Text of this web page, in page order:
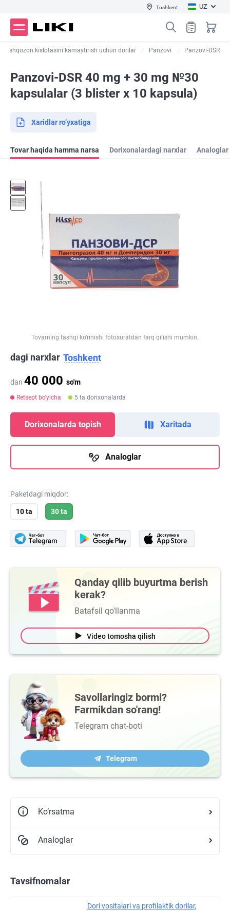
Toshkent UZ
Oshqozon kislotasini kamaytirish uchun dorilar Panzovi Panzovi-DSR
Panzovi-DSR 40 mg + 30 mg №30
kapsulalar (3 blister х 10 kapsula)
Xaridlar ro‘yxatiga
Tovar haqida hamma narsa Dorixonalardagi narxlar Analoglar
Tovarning tashqi ko‘rinishi fotosuratdan farq qilishi mumkin.
dagi narxlar Toshkent
dan 40 000 so'm
Retsept bo'yicha 5 ta dorixonalarda
Dorixonalarda topish Xaritada
Analoglar
Paketdagi miqdor:
10 ta 30 ta
Qanday qilib buyurtma berish
kerak?
Batafsil qo'llanma
Video tomosha qilish
Savollaringiz bormi?
Farmikdan so'rang!
Telegram chat-boti
Telegram
Ko‘rsatma
Analoglar
Tavsifnomalar
Dori vositalari va profilaktik dorilar,